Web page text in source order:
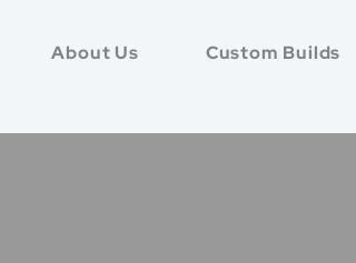
About Us Custom Builds